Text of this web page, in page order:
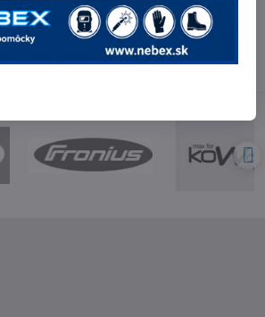
8:00 - 16:00 hod.
hod.)